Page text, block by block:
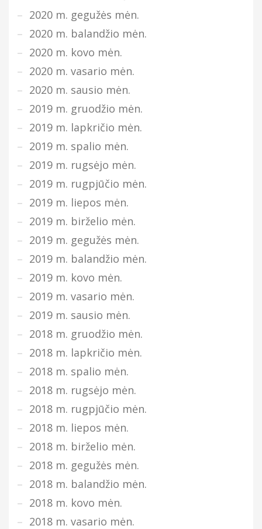
2020 m. gegužės mėn.
2020 m. balandžio mėn.
2020 m. kovo mėn.
2020 m. vasario mėn.
2020 m. sausio mėn.
2019 m. gruodžio mėn.
2019 m. lapkričio mėn.
2019 m. spalio mėn.
2019 m. rugsėjo mėn.
2019 m. rugpjūčio mėn.
2019 m. liepos mėn.
2019 m. birželio mėn.
2019 m. gegužės mėn.
2019 m. balandžio mėn.
2019 m. kovo mėn.
2019 m. vasario mėn.
2019 m. sausio mėn.
2018 m. gruodžio mėn.
2018 m. lapkričio mėn.
2018 m. spalio mėn.
2018 m. rugsėjo mėn.
2018 m. rugpjūčio mėn.
2018 m. liepos mėn.
2018 m. birželio mėn.
2018 m. gegužės mėn.
2018 m. balandžio mėn.
2018 m. kovo mėn.
2018 m. vasario mėn.